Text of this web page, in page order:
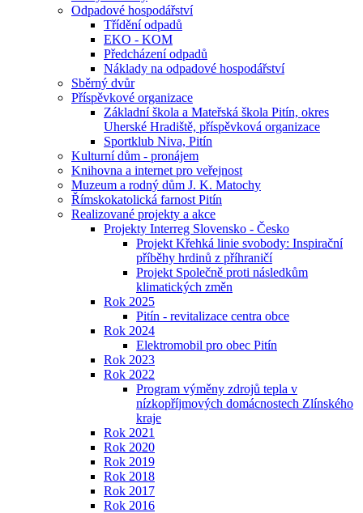
Odpadové hospodářství
Třídění odpadů
EKO - KOM
Předcházení odpadů
Náklady na odpadové hospodářství
Sběrný dvůr
Příspěvkové organizace
Základní škola a Mateřská škola Pitín, okres
Uherské Hradiště, příspěvková organizace
Sportklub Niva, Pitín
Kulturní dům - pronájem
Knihovna a internet pro veřejnost
Muzeum a rodný dům J. K. Matochy
Římskokatolická farnost Pitín
Realizované projekty a akce
Projekty Interreg Slovensko - Česko
Projekt Křehká linie svobody: Inspirační
příběhy hrdinů z příhraničí
Projekt Společně proti následkům
klimatických změn
Rok 2025
Pitín - revitalizace centra obce
Rok 2024
Elektromobil pro obec Pitín
Rok 2023
Rok 2022
Program výměny zdrojů tepla v
nízkopříjmových domácnostech Zlínského
kraje
Rok 2021
Rok 2020
Rok 2019
Rok 2018
Rok 2017
Rok 2016